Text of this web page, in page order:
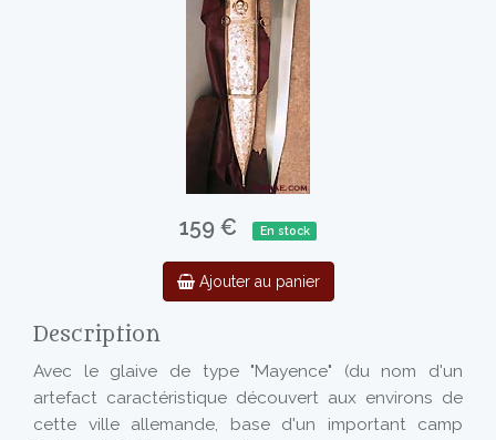
159 € En stock
Ajouter au panier
Description
Avec le glaive de type "Mayence" (du nom d'un
artefact caractéristique découvert aux environs de
cette ville allemande, base d'un important camp